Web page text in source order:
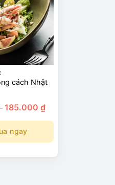
cách Nhật
185.000 ₫Khoảng
giá:
180.000 ₫
185.000 ₫
ngay